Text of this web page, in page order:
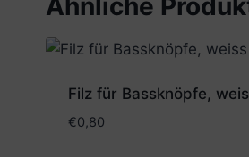
Ähnliche
Filz für Bassknöpfe,
€0,80